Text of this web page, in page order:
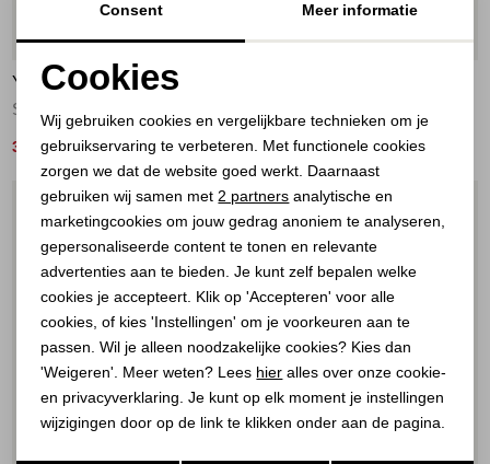
50%
YAYA
30,00 59,95
50%
35,00 69,95
/2 1/2
Personalisatie cookies
Analytische cookies
Marketing cookies
Consent Meer informatie
Cookies
Wij gebruiken cookies en vergelijkbare technieken om je
gebruikservaring te verbeteren. Met functionele cookies
zorgen we dat de website goed werkt. Daarnaast
gebruiken wij samen met 2 partners analytische en
marketingcookies om jouw gedrag anoniem te analyseren,
gepersonaliseerde content te tonen en relevante
advertenties aan te bieden. Je kunt zelf bepalen welke
cookies je accepteert. Klik op 'Accepteren' voor alle
cookies, of kies 'Instellingen' om je voorkeuren aan te
passen. Wil je alleen noodzakelijke cookies? Kies dan
'Weigeren'. Meer weten? Lees hier alles over onze cookie-
en privacyverklaring. Je kunt op elk moment je instellingen
wijzigingen door op de link te klikken onder aan de pagina.